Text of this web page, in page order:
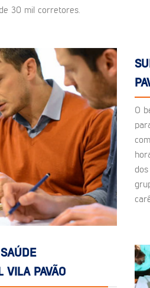
30 mil corretores.
O
VILA PAVÃO